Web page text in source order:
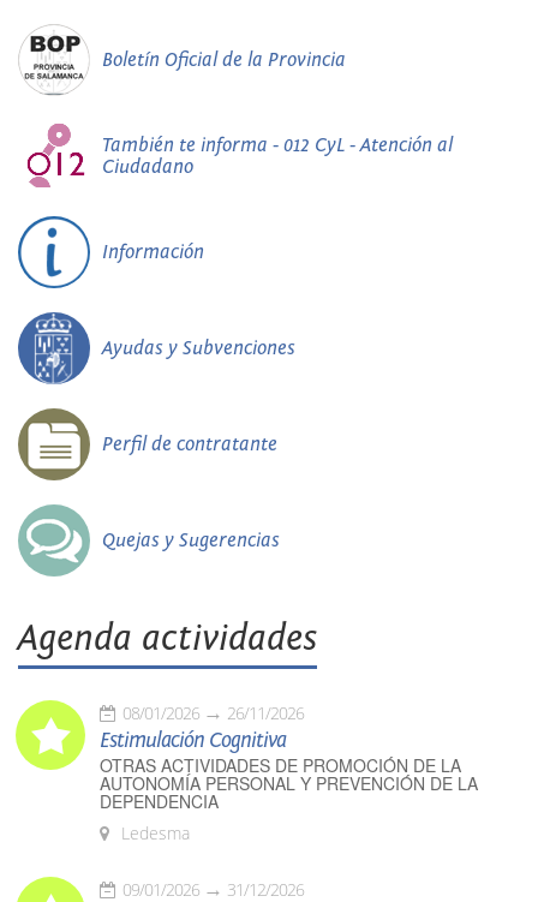
Boletín Oficial de la Provincia
También te informa - 012 CyL - Atención al
Ciudadano
Información
Ayudas y Subvenciones
Perfil de contratante
Quejas y Sugerencias
Agenda actividades
08/01/2026 26/11/2026
Estimulación Cognitiva
OTRAS ACTIVIDADES DE PROMOCIÓN DE LA
AUTONOMÍA PERSONAL Y PREVENCIÓN DE LA
DEPENDENCIA
Ledesma
09/01/2026 31/12/2026